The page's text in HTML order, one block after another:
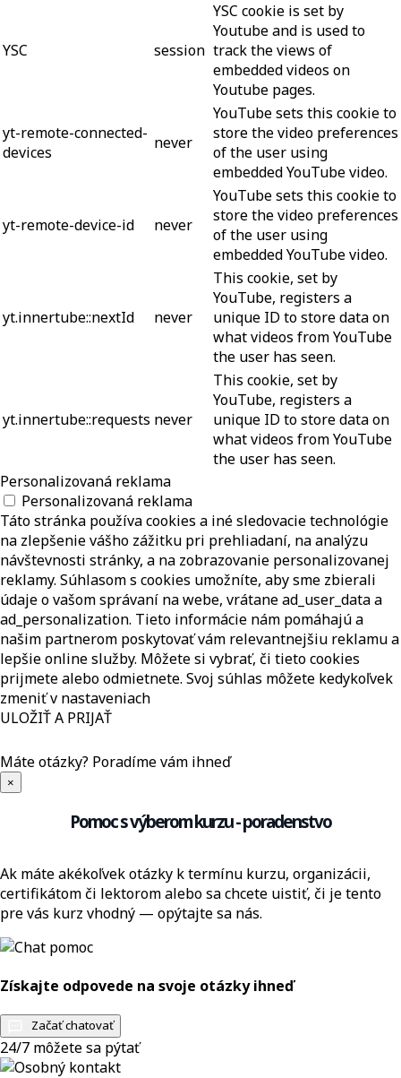
YSC session
YSC cookie is set by
Youtube and is used to
track the views of
embedded videos on
Youtube pages.
yt-remote-connected-
devices
never
YouTube sets this cookie to
store the video preferences
of the user using
embedded YouTube video.
yt-remote-device-id never
YouTube sets this cookie to
store the video preferences
of the user using
embedded YouTube video.
yt.innertube::nextId never
This cookie, set by
YouTube, registers a
unique ID to store data on
what videos from YouTube
the user has seen.
yt.innertube::requests never
This cookie, set by
YouTube, registers a
unique ID to store data on
what videos from YouTube
the user has seen.
Personalizovaná reklama
Personalizovaná reklama
Táto stránka používa cookies a iné sledovacie technológie
na zlepšenie vášho zážitku pri prehliadaní, na analýzu
návštevnosti stránky, a na zobrazovanie personalizovanej
reklamy. Súhlasom s cookies umožníte, aby sme zbierali
údaje o vašom správaní na webe, vrátane ad_user_data a
ad_personalization. Tieto informácie nám pomáhajú a
našim partnerom poskytovať vám relevantnejšiu reklamu a
lepšie online služby. Môžete si vybrať, či tieto cookies
prijmete alebo odmietnete. Svoj súhlas môžete kedykoľvek
zmeniť v nastaveniach
ULOŽIŤ A PRIJAŤ
Máte otázky? Poradíme vám ihneď
×
Pomoc s výberom kurzu - poradenstvo
Ak máte akékoľvek otázky k termínu kurzu, organizácii,
certifikátom či lektorom alebo sa chcete uistiť, či je tento
pre vás kurz vhodný — opýtajte sa nás.
Získajte odpovede na svoje otázky ihneď
Začať chatovať
24/7 môžete sa pýtať